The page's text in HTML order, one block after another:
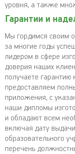
уровня, а также
Гарантии и
Мы гордимся своим
за многие годы
лидером в сфере
доверия наших
получаете
предоставляем
приложения, с
наши дипломы
и обладают всем
включая дату
образовательного
перечень